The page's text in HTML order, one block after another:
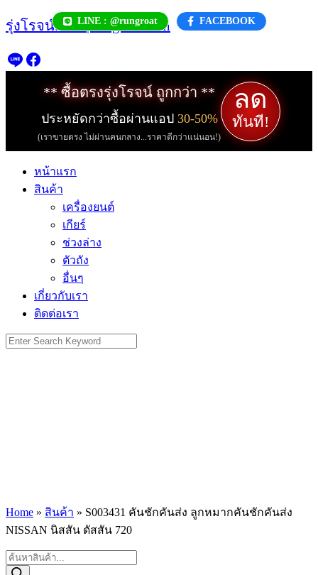
Skip
to
LINE : @rungroat FACEBOOK
รุ่งโรจน์.com | rungroat.com
** ซื้อตรงรุ่งโรจน์ ถูกกว่า **
ประหยัดกว่าซื้อผ่านแอป 30-50%
(เราขายตรง ไม่ผ่านคนกลาง...ราคาดีกว่าแน่นอน!)
ลด
ทันที!
หน้าแรก
สินค้า
เครื่องยนต์
เกียร์
ช่วงล่าง
ตัวถัง
อื่นๆ
เกี่ยวกับเรา
ติดต่อเรา
Search
for:
Home » สินค้า » S003431 คันชักคันส่ง ลูกหมากคันชักคันส่ง
NISSAN นิสสัน ดัสสัน 720
Products
search